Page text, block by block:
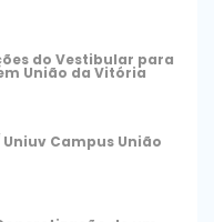
do Vestibular para
União da Vitória
Campus União